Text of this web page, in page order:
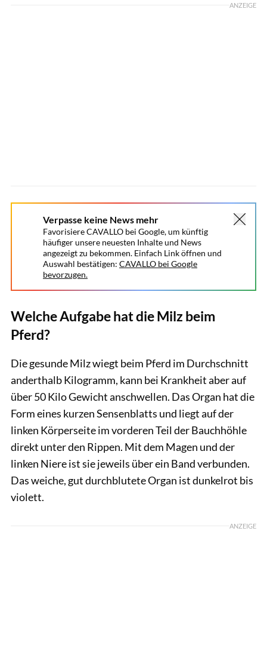
ANZEIGE
Verpasse keine News mehr
Favorisiere CAVALLO bei Google, um künftig
häufiger unsere neuesten Inhalte und News
angezeigt zu bekommen. Einfach Link öffnen und
Auswahl bestätigen: CAVALLO bei Google
bevorzugen.
Welche Aufgabe hat die Milz beim
Pferd?
Die gesunde Milz wiegt beim Pferd im Durchschnitt
anderthalb Kilogramm, kann bei Krankheit aber auf
über 50 Kilo Gewicht anschwellen. Das Organ hat die
Form eines kurzen Sensenblatts und liegt auf der
linken Körperseite im vorderen Teil der Bauchhöhle
direkt unter den Rippen. Mit dem Magen und der
linken Niere ist sie jeweils über ein Band verbunden.
Das weiche, gut durchblutete Organ ist dunkelrot bis
violett.
ANZEIGE